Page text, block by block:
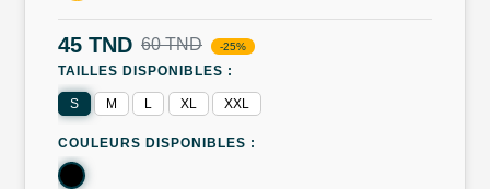
45 TND 60 TND -25%
TAILLES DISPONIBLES :
S M L XL XXL
COULEURS DISPONIBLES :